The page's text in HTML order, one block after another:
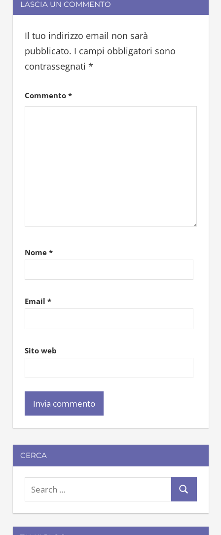
LASCIA UN COMMENTO
Il tuo indirizzo email non sarà
pubblicato. I campi obbligatori sono
contrassegnati *
Commento *
Nome *
Email *
Sito web
CERCA
e
a
r
e
a